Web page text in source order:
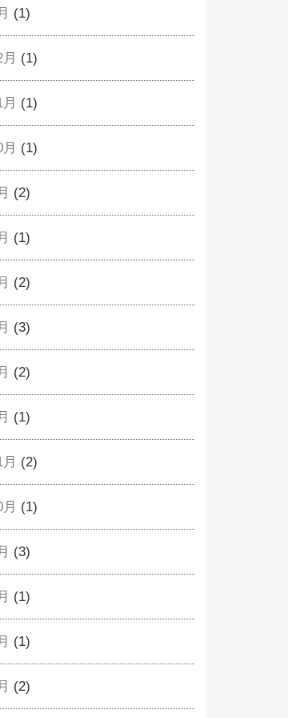
(1)
(1)
(1)
(1)
(2)
(1)
(2)
(3)
(2)
(1)
(2)
(1)
(3)
(1)
(1)
(2)